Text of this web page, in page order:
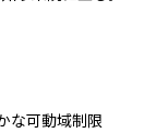
な可動域制限